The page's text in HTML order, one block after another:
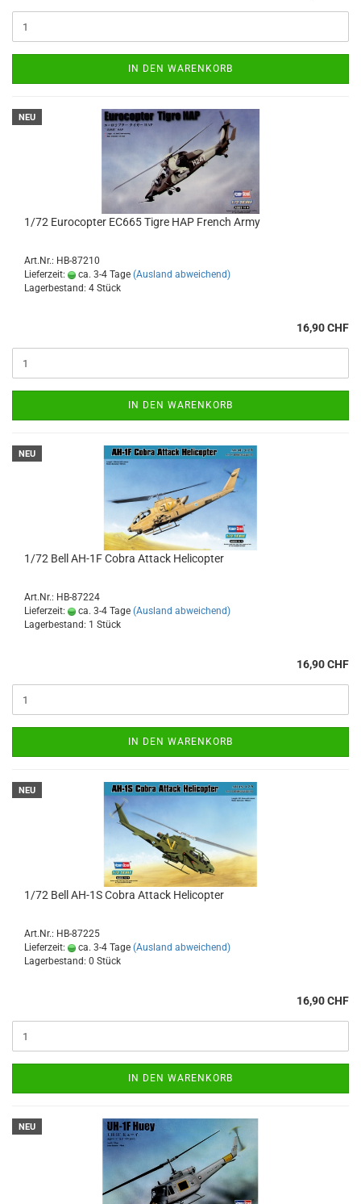
IN DEN WARENKORB
NEU
1/72 Eurocopter EC665 Tigre HAP French Army
Art.Nr.: HB-87210
Lieferzeit:
ca. 3-4 Tage (Ausland abweichend)
Lagerbestand: 4 Stück
16,90 CHF
IN DEN WARENKORB
NEU
1/72 Bell AH-1F Cobra Attack Helicopter
Art.Nr.: HB-87224
Lieferzeit:
ca. 3-4 Tage (Ausland abweichend)
Lagerbestand: 1 Stück
16,90 CHF
IN DEN WARENKORB
NEU
1/72 Bell AH-1S Cobra Attack Helicopter
Art.Nr.: HB-87225
Lieferzeit:
ca. 3-4 Tage (Ausland abweichend)
Lagerbestand: 0 Stück
16,90 CHF
IN DEN WARENKORB
NEU